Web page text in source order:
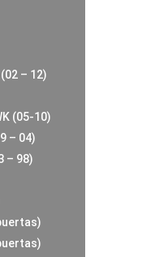
(02 – 12)
(05-10)
– 04)
– 98)